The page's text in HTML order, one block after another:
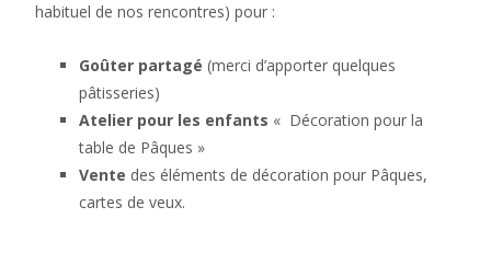
habituel de nos rencontres) pour :
Goûter partagé (merci d’apporter quelques
pâtisseries)
Atelier pour les enfants « Décoration pour la
table de Pâques »
Vente des éléments de décoration pour Pâques,
cartes de veux.